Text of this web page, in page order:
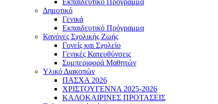
Εκπαιδευτικό Πρόγραμμα
Δημοτικό
Γενικά
Εκπαιδευτικό Πρόγραμμα
Κανόνες Σχολικής Ζωής
Γονείς και Σχολείο
Γενικές Κατευθύνσεις
Συμπεριφορά Μαθητών
Υλικό Διακοπών
ΠAΣΧA 2026
ΧΡΙΣΤΟΥΓΕΝΝΑ 2025-2026
ΚΑΛΟΚΑΙΡΙΝΕΣ ΠΡΟΤΑΣΕΙΣ